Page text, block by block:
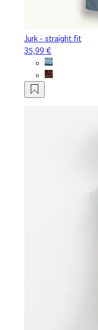
Jurk - straight fit
35,99 €